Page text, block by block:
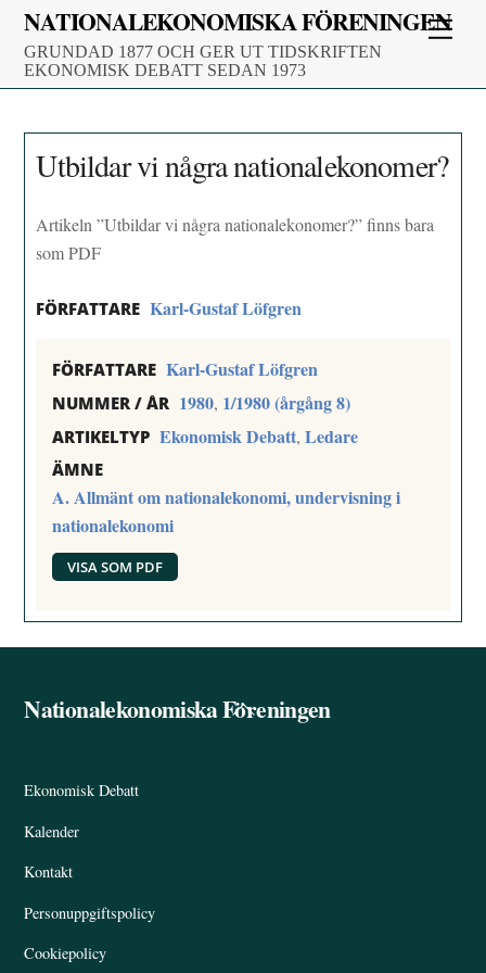
Skip
content
NATIONALEKONOMISKA FÖRENINGEN
GRUNDAD 1877 OCH GER UT TIDSKRIFTEN
EKONOMISK DEBATT SEDAN 1973
Utbildar vi några nationalekonomer?
Artikeln ”Utbildar vi några nationalekonomer?” finns bara
som PDF
FÖRFATTARE Karl-Gustaf Löfgren
FÖRFATTARE Karl-Gustaf Löfgren
NUMMER / ÅR 1980, 1/1980 (årgång 8)
ARTIKELTYP Ekonomisk Debatt,Ledare
ÄMNE
A. Allmänt om nationalekonomi, undervisning i
nationalekonomi
VISA SOM PDF
Back
Nationalekonomiska Föreningen
Ekonomisk Debatt
Kalender
Kontakt
Personuppgiftspolicy
Cookiepolicy